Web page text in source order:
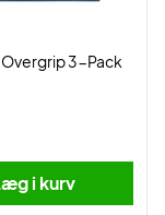
Overgrip 3-Pack
i kurv